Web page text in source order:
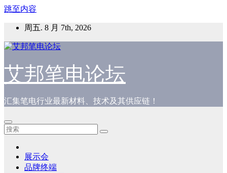
跳至内容
周五. 8 月 7th, 2026
艾邦笔电论坛
汇集笔电行业最新材料、技术及其供应链！
展示会
品牌终端